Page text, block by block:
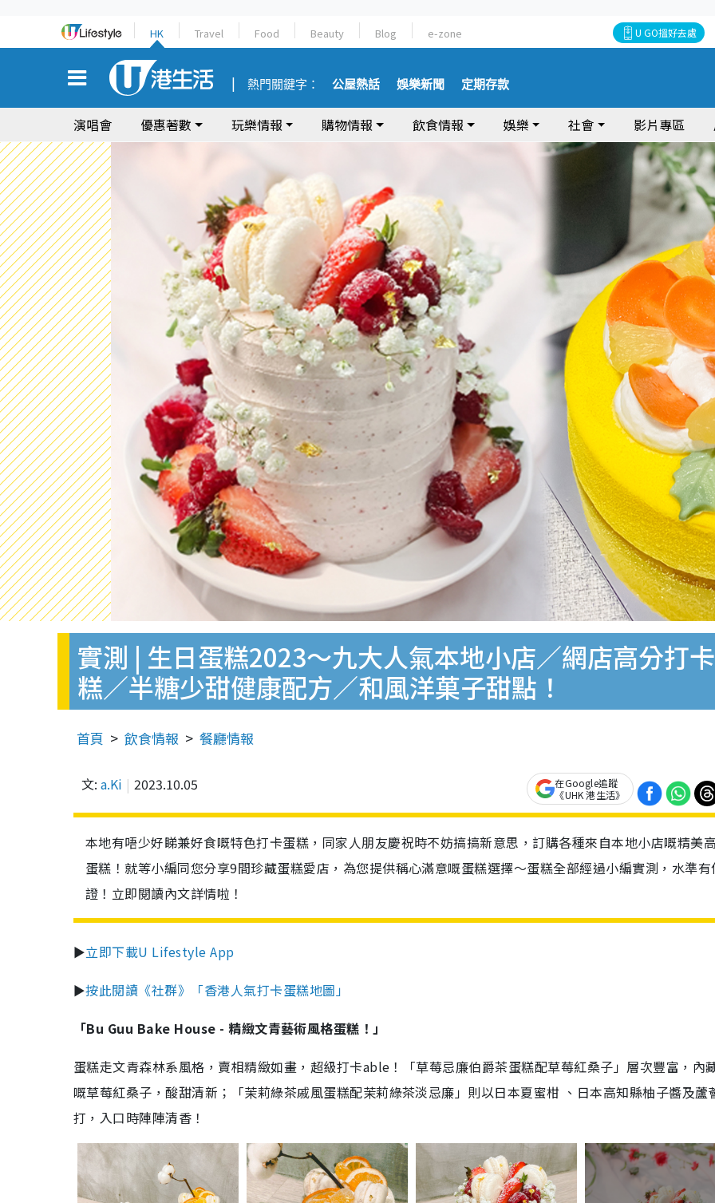
HK Travel Food Beauty Blog e-zone U GO搵好去處
熱門關鍵字： 公屋熱話 娛樂新聞 定期存款
演唱會 優惠著數 玩樂情報 購物情報 飲食情報 娛樂 社會 影片專區
實測 | 生日蛋糕2023～九大人氣本地小店／網店高分打
糕／半糖少甜健康配方／和風洋菓子甜點！
首頁 飲食情報 餐廳情報
文: a.Ki 2023.10.05
在Google追蹤
《UHK 港生活》
本地有唔少好睇兼好食嘅特色打卡蛋糕，同家人朋友慶祝時不妨搞搞新意思，訂購各種來自本地小店嘅精美
蛋糕！就等小編同您分享9間珍藏蛋糕愛店，為您提供稱心滿意嘅蛋糕選擇～蛋糕全部經過小編實測，水準有
證！立即閱讀內文詳情啦！
►立即下載U Lifestyle App
►按此閱讀《社群》「香港人氣打卡蛋糕地圖」
「Bu Guu Bake House - 精緻文青藝術風格蛋糕！」
蛋糕走文青森林系風格，賣相精緻如畫，超級打卡able！「草莓忌廉伯爵茶蛋糕配草莓紅桑子」層次豐富，內
嘅草莓紅桑子，酸甜清新；「茉莉綠茶戚風蛋糕配茉莉綠茶淡忌廉」則以日本夏蜜柑 、日本高知縣柚子醬及蘆
打，入口時陣陣清香！